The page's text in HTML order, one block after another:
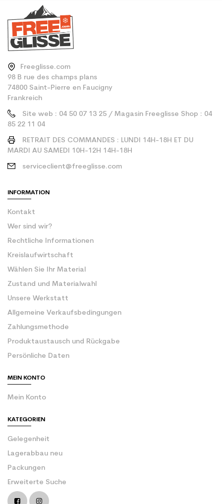
Freeglisse.com
98 B rue des champs plans
74800 Saint-Pierre en Faucigny
Frankreich
Site web : 04 50 07 13 25 / Magasin Freeglisse Shop : 04
85 22 11 04
RETRAIT DES COMMANDES : LUNDI 14H-18H ET DU
MARDI AU SAMEDI 10H-12H 14H-18H
serviceclient@freeglisse.com
INFORMATION
Kontakt
Wer sind wir?
Rechtliche Informationen
Kreislaufwirtschaft
Wählen Sie Ihr Material
Zustand und Materialwahl
Unsere Werkstatt
Allgemeine Verkaufsbedingungen
Zahlungsmethode
Produktaustausch und Rückgabe
Persönliche Daten
MEIN KONTO
Mein Konto
KATEGORIEN
Gelegenheit
Lagerabbau neu
Packungen
Erweiterte Suche